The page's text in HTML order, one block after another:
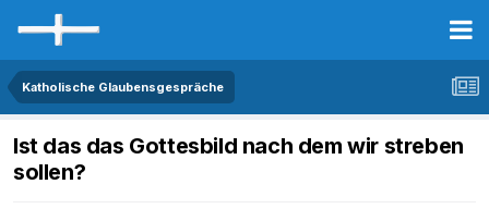
Katholische Glaubensgespräche
Ist das das Gottesbild nach dem wir streben
sollen?